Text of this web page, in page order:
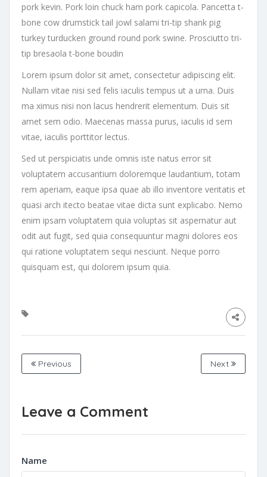
pork kevin. Pork loin chuck ham pork capicola. Pancetta t-
bone cow drumstick tail jowl salami tri-tip shank pig
turkey turducken ground round pork swine. Prosciutto tri-
tip bresaola t-bone boudin
Lorem ipsum dolor sit amet, consectetur adipiscing elit.
Nullam vitae nisi sed felis iaculis tempus ut a urna. Duis
ma ximus nisi non lacus hendrerit elementum. Duis sit
amet sem odio. Maecenas massa purus, iaculis id sem
vitae, iaculis porttitor lectus.
Sed ut perspiciatis unde omnis iste natus error sit
voluptatem accusantium doloremque laudantium, totam
rem aperiam, eaque ipsa quae ab illo inventore veritatis et
quasi arch itecto beatae vitae dicta sunt explicabo. Nemo
enim ipsam voluptatem quia voluptas sit aspernatur aut
odit aut fugit, sed quia consequuntur magni dolores eos
qui ratione voluptatem sequi nesciunt. Neque porro
quisquam est, qui dolorem ipsum quia.
Previous Next
Leave a Comment
Name